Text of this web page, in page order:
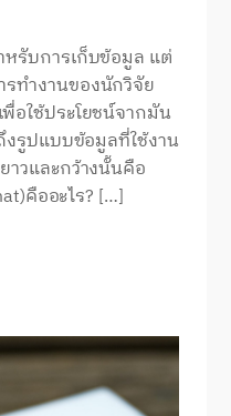
หรับการเก็บข้อมูล แต่
ทำงานของนักวิจัย
อใช้ประโยชน์จากมัน
งรูปแบบข้อมูลที่ใช้งาน
าวและกว้างนั้นคือ
คืออะไร? […]